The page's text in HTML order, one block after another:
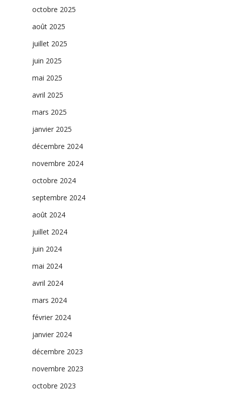
octobre 2025
août 2025
juillet 2025
juin 2025
mai 2025
avril 2025
mars 2025
janvier 2025
décembre 2024
novembre 2024
octobre 2024
septembre 2024
août 2024
juillet 2024
juin 2024
mai 2024
avril 2024
mars 2024
février 2024
janvier 2024
décembre 2023
novembre 2023
octobre 2023